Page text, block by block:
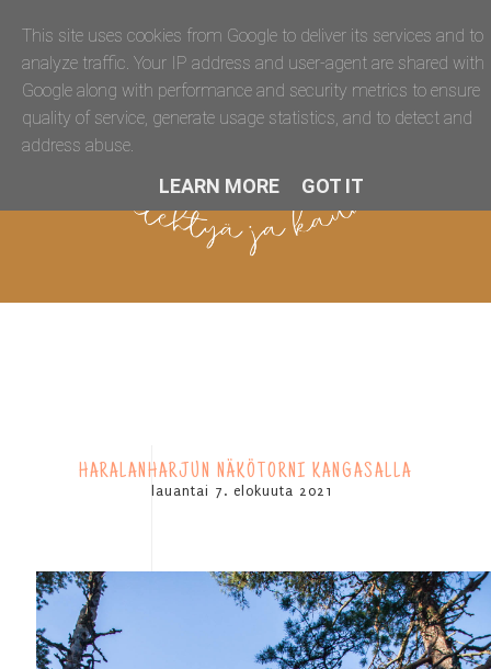
HARALANHARJUN NÄKÖTORNI KANGASALLA
lauantai 7. elokuuta 2021
This site uses cookies from Google to deliver its services and to
analyze traffic. Your IP address and user-agent are shared with
Google along with performance and security metrics to ensure
quality of service, generate usage statistics, and to detect and
address abuse.
LEARN MORE GOT IT